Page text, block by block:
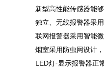
新型高性能传感器能
独立、无线报警器采
联网报警器采用智能
烟室采用防虫网设计
LED灯-显示报警器正